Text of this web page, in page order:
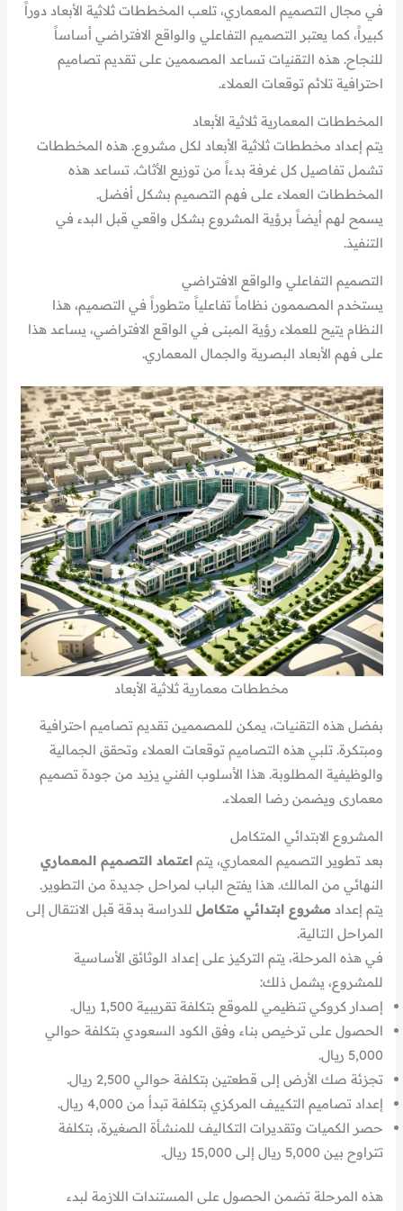
في مجال التصميم المعماري، تلعب المخططات ثلاثية الأبعاد دوراً
كبيراً، كما يعتبر التصميم التفاعلي والواقع الافتراضي أساساً
للنجاح. هذه التقنيات تساعد المصممين على تقديم تصاميم
احترافية تلائم توقعات العملاء.
المخططات المعمارية ثلاثية الأبعاد
يتم إعداد مخططات ثلاثية الأبعاد لكل مشروع. هذه المخططات
تشمل تفاصيل كل غرفة بدءاً من توزيع الأثاث. تساعد هذه
المخططات العملاء على فهم التصميم بشكل أفضل.
يسمح لهم أيضاً برؤية المشروع بشكل واقعي قبل البدء في
التنفيذ.
التصميم التفاعلي والواقع الافتراضي
يستخدم المصممون نظاماً تفاعلياً متطوراً في التصميم، هذا
النظام يتيح للعملاء رؤية المبنى في الواقع الافتراضي، يساعد هذا
على فهم الأبعاد البصرية والجمال المعماري.
مخططات معمارية ثلاثية الأبعاد
بفضل هذه التقنيات، يمكن للمصممين تقديم تصاميم احترافية
ومبتكرة. تلبي هذه التصاميم توقعات العملاء وتحقق الجمالية
والوظيفية المطلوبة. هذا الأسلوب الفني يزيد من جودة تصميم
معمارى ويضمن رضا العملاء.
المشروع الابتدائي المتكامل
بعد تطوير التصميم المعماري، يتماعتماد التصميم المعماري
النهائي من المالك. هذا يفتح الباب لمراحل جديدة من التطوير.
يتم إعداد مشروع ابتدائي متكامل للدراسة بدقة قبل الانتقال إلى
المراحل التالية.
في هذه المرحلة، يتم التركيز على إعداد الوثائق الأساسية
للمشروع، يشمل ذلك:
إصدار كروكي تنظيمي للموقع بتكلفة تقريبية 1,500 ريال.
الحصول على ترخيص بناء وفق الكود السعودي بتكلفة حوالي
5,000 ريال.
تجزئة صك الأرض إلى قطعتين بتكلفة حوالي 2,500 ريال.
إعداد تصاميم التكييف المركزي بتكلفة تبدأ من 4,000 ريال.
حصر الكميات وتقديرات التكاليف للمنشأة الصغيرة، بتكلفة
تتراوح بين 5,000 ريال إلى 15,000 ريال.
هذه المرحلة تضمن الحصول على المستندات اللازمة لبدء